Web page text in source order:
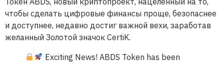
чтобы сделать цифровые финансы проще, безопаснее
и доступнее, недавно достиг важной вехи, заработав
желанный Золотой значок CertiK.
Exciting News! ABDS Token has been